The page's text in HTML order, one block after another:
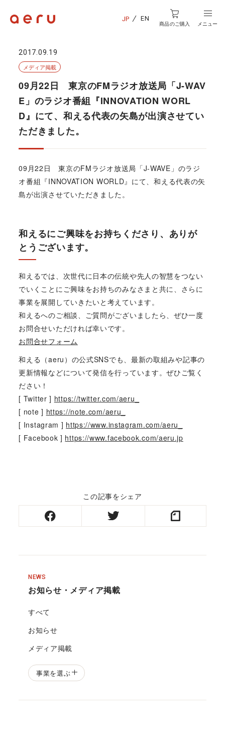
JP EN
商品のご購入 メニュー
2017.09.19
メディア掲載
09月22日 東京のFMラジオ放送局「J-WAV
E」のラジオ番組『INNOVATION WORL
D』にて、和える代表の矢島が出演させてい
ただきました。
09月22日 東京のFMラジオ放送局「J-WAVE」のラジ
オ番組『INNOVATION WORLD』にて、和える代表の矢
島が出演させていただきました。
和えるにご興味をお持ちくださり、ありが
とうございます。
和えるでは、次世代に日本の伝統や先人の智慧をつない
でいくことにご興味をお持ちのみなさまと共に、さらに
事業を展開していきたいと考えています。
和えるへのご相談、ご質問がございましたら、ぜひ一度
お問合せいただければ幸いです。
お問合せフォーム
和える（aeru）の公式SNSでも、最新の取組みや記事の
更新情報などについて発信を行っています。ぜひご覧く
ださい！
[ Twitter ] https://twitter.com/aeru_
[ note ] https://note.com/aeru_
[ Instagram ] https://www.instagram.com/aeru_
[ Facebook ] https://www.facebook.com/aeru.jp
この記事をシェア
NEWS
お知らせ・メディア掲載
すべて
お知らせ
メディア掲載
事業を選ぶ